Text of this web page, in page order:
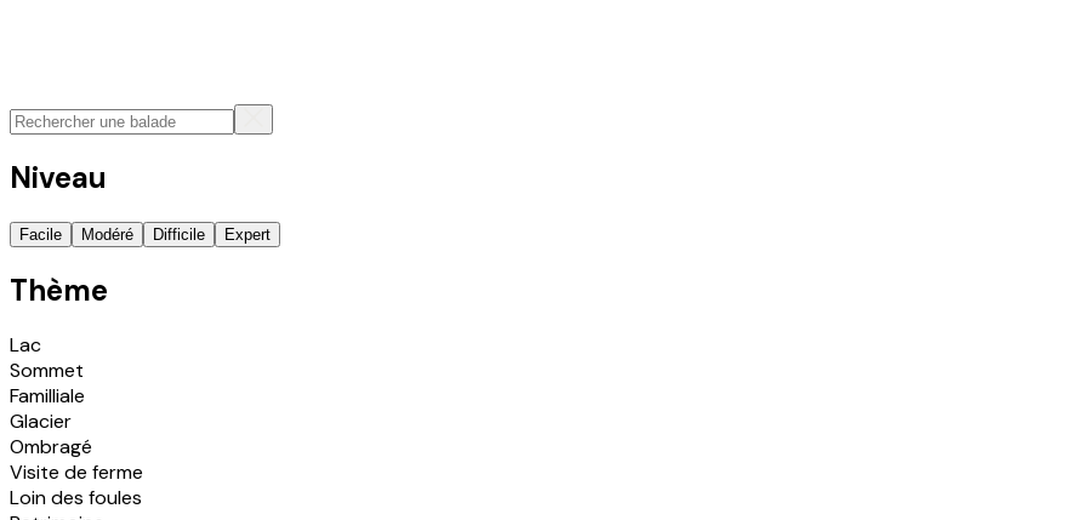
Niveau
Facile Modéré Difficile Expert
Thème
Lac
Sommet
Familliale
Glacier
Ombragé
Visite de ferme
Loin des foules